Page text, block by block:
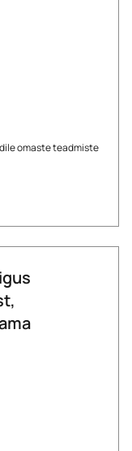
omaste teadmiste